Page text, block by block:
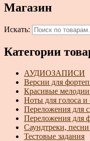
Магазин
Искать:
Категории
АУДИОЗАПИСИ
Версии для
Красивые
Ноты для голоса и
Переложения для
Переложения для
Саундтреки,
Тестовые задания